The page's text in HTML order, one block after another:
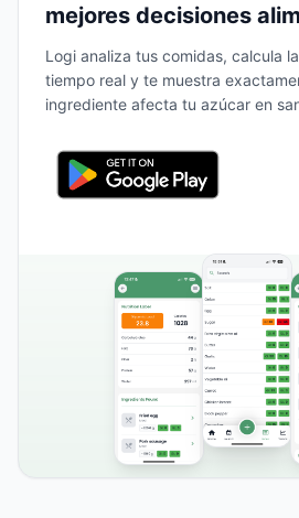
mejores decisiones
Logi analiza tus comidas, calcula
tiempo real y te muestra
ingrediente afecta tu azúcar en